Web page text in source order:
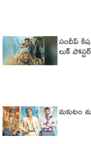
సందీప్
లుక్ పోస్టర్
మకుటం